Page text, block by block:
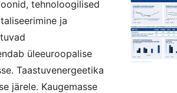
tehnoloogilised
ja
üleeuroopalise
Taastuvenergeetika
järele. Kaugemasse